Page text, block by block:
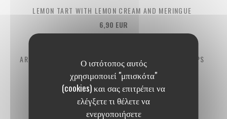
Ο ιστότοπος αυτός
χρησιμοποιεί "μπισκότα"
(cookies) και σας επιτρέπει να
ελέγξετε τι θέλετε να
ενεργοποιήσετε
LEMON TART WITH LEMON CREAM AND MERINGUE
6,90 EUR
ARTISANAL ICE CREAM FROM MAISON PEDONE 2 SCOOPS
Vanilla, chocolate, salted butter caramel, raspberry, lemon
6,90 EUR